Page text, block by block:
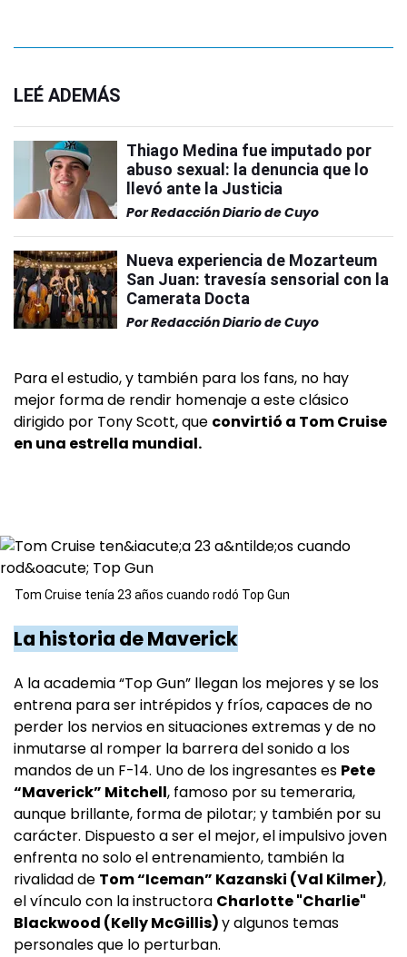
LEÉ ADEMÁS
Thiago Medina fue imputado por
abuso sexual: la denuncia que lo
llevó ante la Justicia
PorRedacción Diario de Cuyo
Nueva experiencia de Mozarteum
San Juan: travesía sensorial con la
Camerata Docta
PorRedacción Diario de Cuyo
Para el estudio, y también para los fans, no hay
mejor forma de rendir homenaje a este clásico
dirigido por Tony Scott, que convirtió a Tom Cruise
en una estrella mundial.
Tom Cruise tenía 23 años cuando rodó Top Gun
La historia de Maverick
A la academia “Top Gun” llegan los mejores y se los
entrena para ser intrépidos y fríos, capaces de no
perder los nervios en situaciones extremas y de no
inmutarse al romper la barrera del sonido a los
mandos de un F-14. Uno de los ingresantes es Pete
“Maverick” Mitchell, famoso por su temeraria,
aunque brillante, forma de pilotar; y también por su
carácter. Dispuesto a ser el mejor, el impulsivo joven
enfrenta no solo el entrenamiento, también la
rivalidad de Tom “Iceman” Kazanski (Val Kilmer),
el vínculo con la instructora Charlotte "Charlie"
Blackwood (Kelly McGillis)y algunos temas
personales que lo perturban.